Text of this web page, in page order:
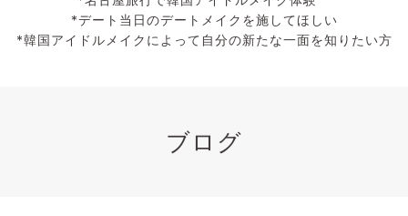
*デート当日のデートメイクを施してほしい
*韓国アイドルメイクによって自分の新たな一面を知りたい方
ブログ